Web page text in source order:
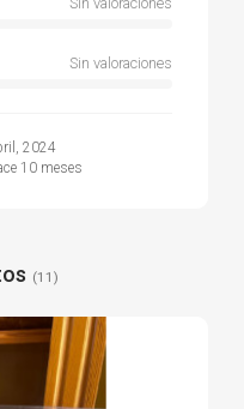
Sin valoraciones
2024
10 meses
(11)